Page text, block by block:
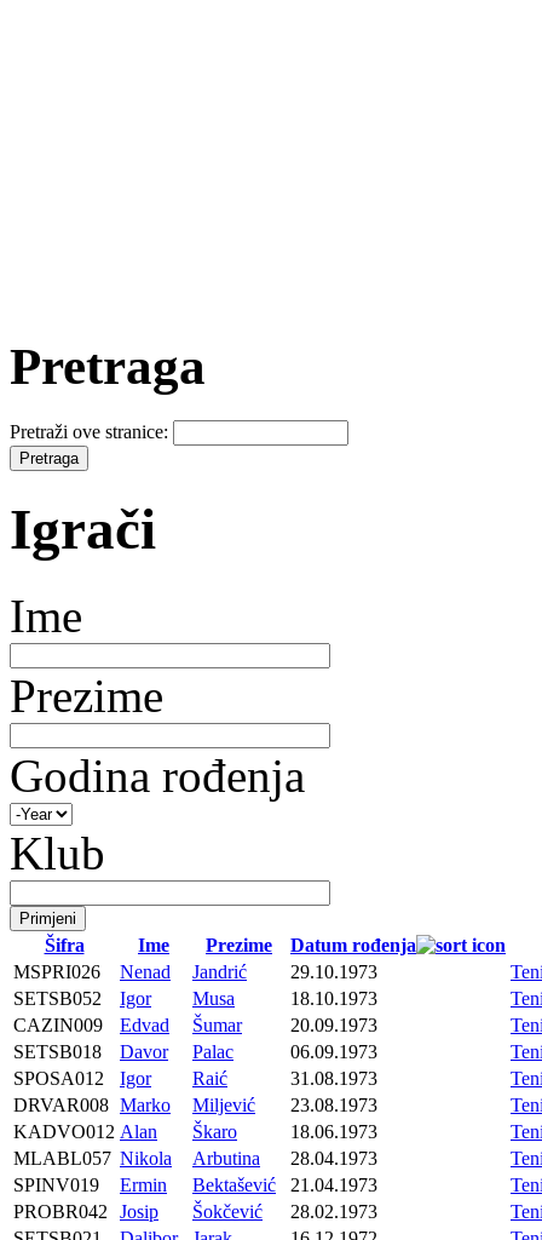
Pretraga
Pretraži ove stranice:
Igrači
Ime
Prezime
Godina rođenja
Klub
Šifra Ime Prezime
Datum rođenja
MSPRI026
Nenad Jandrić 29.10.1973
SETSB052
Igor Musa 18.10.1973
CAZIN009
Edvad Šumar 20.09.1973
SETSB018
Davor Palac 06.09.1973
SPOSA012
Igor Raić 31.08.1973
DRVAR008 Marko Miljević 23.08.1973
KADVO012 Alan Škaro 18.06.1973
MLABL057 Nikola Arbutina 28.04.1973
SPINV019
Ermin Bektašević 21.04.1973
PROBR042
Josip Šokčević 28.02.1973